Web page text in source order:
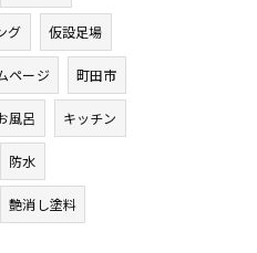
グ 仮設足場
ページ 町田市
風呂 キッチン
防水
艶消し塗料